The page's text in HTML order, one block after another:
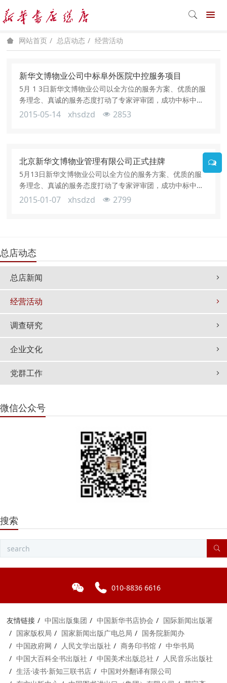
网站首页 总店动态 经营活动
新华文博物业公司中标阜外医院中控服务项目
5月 1 3日新华文博物业公司以全方位的服务方案、优质的服
务理念、真诚的服务态度打动了专家评审团，成功中标中国
医学科学院阜外医院中控服务项目。为了成功拿下该项目，
标工作。公司结合自身运营管理的特点，在服务内容、服务
理念、保障措施、领导责任制等方面作
2015-05-14 xhsdzd 2853
北京新华文博物业管理有限公司正式挂牌
5月13日新华文博物业公司以全方位的服务方案、优质的服
务理念、真诚的服务态度打动了专家评审团，成功中标中国
医学科学院阜外医院中控服务项目。为了成功拿下该项目，
理念、保障措施、领导责任制等方面作了详
2015-01-07 xhsdzd 2799
总店动态
总店新闻
经营活动
调查研究
企业文化
党群工作
微信公众号
搜索
010-8836 6616
友情链接 中国出版集团 中国新华书店协会
国际新闻出版署
国家版权局
国家新闻出版广电总局
国务院新闻办
中国政府网
人民文学出版社 商务印书馆
中华书局
中国大百科全书出版社
中国美术出版总社
人民音乐出版社
生活·读书·新知三联书店
中国对外翻译有限公司